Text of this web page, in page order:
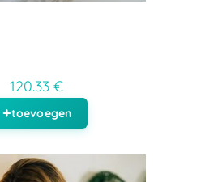
120.33 €
toevoegen